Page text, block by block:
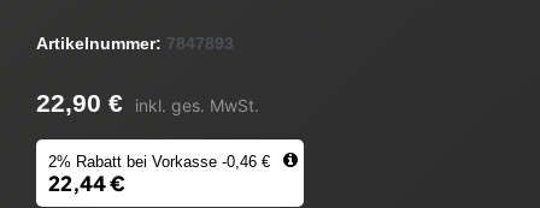
Artikelnummer: 7847893
22,90 € inkl. ges. MwSt.
2% Rabatt bei Vorkasse -0,46 €
22,44 €